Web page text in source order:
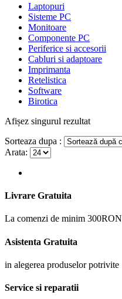
Laptopuri
Sisteme PC
Monitoare
Componente PC
Periferice si accesorii
Cabluri si adaptoare
Imprimanta
Retelistica
Software
Birotica
Afișez singurul rezultat
Sorteaza dupa :
Arata:
Livrare Gratuita
La comenzi de minim 300RON
Asistenta Gratuita
in alegerea produselor potrivite
Service si reparatii